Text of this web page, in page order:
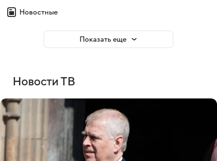
Новостные
Показать еще
Новости ТВ